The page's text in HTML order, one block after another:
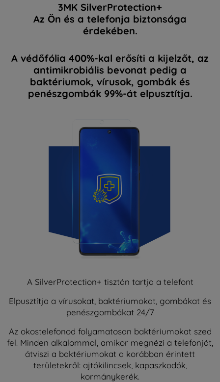
3MK SilverProtection+
Az Ön és a telefonja biztonsága
érdekében.
A védőfólia 400%-kal erősíti a kijelzőt, az
antimikrobiális bevonat pedig a
baktériumok, vírusok, gombák és
penészgombák 99%-át elpusztítja.
A SilverProtection+ tisztán tartja a telefont
Elpusztítja a vírusokat, baktériumokat, gombákat és
penészgombákat 24/7
Az okostelefonod folyamatosan baktériumokat szed
fel. Minden alkalommal, amikor megnézi a telefonját,
átviszi a baktériumokat a korábban érintett
területekről: ajtókilincsek, kapaszkodók,
kormánykerék.